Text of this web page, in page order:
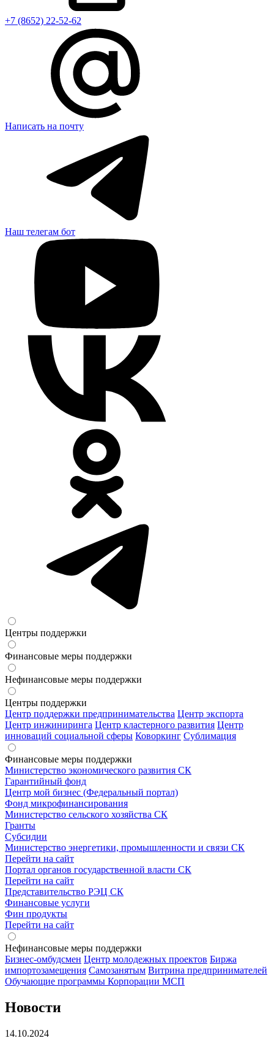
+7 (8652) 22-52-62
Написать на почту
Наш телегам бот
Центры поддержки
Финансовые меры поддержки
Нефинансовые меры поддержки
Центры поддержки
Центр поддержки предпринимательства Центр экспорта
Центр инжиниринга Центр кластерного развития Центр
инноваций социальной сферы Коворкинг Сублимация
Финансовые меры поддержки
Министерство экономического развития СК
Гарантийный фонд
Центр мой бизнес (Федеральный портал)
Фонд микрофинансирования
Министерство сельского хозяйства СК
Гранты
Субсидии
Министерство энергетики, промышленности и связи СК
Перейти на сайт
Портал органов государственной власти СК
Перейти на сайт
Представительство РЭЦ СК
Финансовые услуги
Фин продукты
Перейти на сайт
Нефинансовые меры поддержки
Бизнес-омбудсмен Центр молодежных проектов Биржа
импортозамещения Cамозанятым Витрина предпринимателей
Обучающие программы Корпорации МСП
Новости
14.10.2024